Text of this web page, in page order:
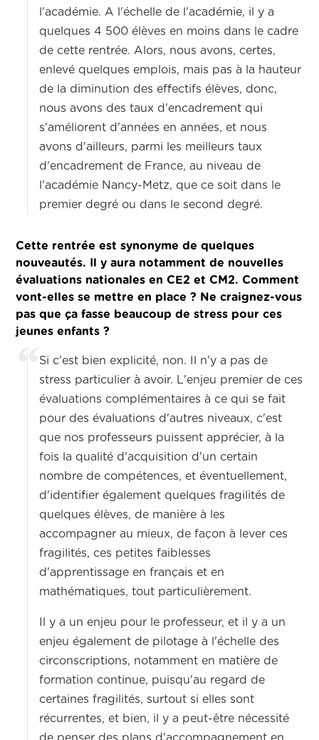
l'académie. A l'échelle de l'académie, il y a
quelques 4 500 élèves en moins dans le cadre
de cette rentrée. Alors, nous avons, certes,
enlevé quelques emplois, mais pas à la hauteur
de la diminution des effectifs élèves, donc,
nous avons des taux d'encadrement qui
s'améliorent d'années en années, et nous
avons d'ailleurs, parmi les meilleurs taux
d'encadrement de France, au niveau de
l'académie Nancy-Metz, que ce soit dans le
premier degré ou dans le second degré.
Cette rentrée est synonyme de quelques
nouveautés. Il y aura notamment de nouvelles
évaluations nationales en CE2 et CM2. Comment
vont-elles se mettre en place ? Ne craignez-vous
pas que ça fasse beaucoup de stress pour ces
jeunes enfants ?
Si c'est bien explicité, non. Il n'y a pas de
stress particulier à avoir. L'enjeu premier de ces
évaluations complémentaires à ce qui se fait
pour des évaluations d'autres niveaux, c'est
que nos professeurs puissent apprécier, à la
fois la qualité d'acquisition d'un certain
nombre de compétences, et éventuellement,
d'identifier également quelques fragilités de
quelques élèves, de manière à les
accompagner au mieux, de façon à lever ces
fragilités, ces petites faiblesses
d'apprentissage en français et en
mathématiques, tout particulièrement.
Il y a un enjeu pour le professeur, et il y a un
enjeu également de pilotage à l'échelle des
circonscriptions, notamment en matière de
formation continue, puisqu'au regard de
certaines fragilités, surtout si elles sont
récurrentes, et bien, il y a peut-être nécessité